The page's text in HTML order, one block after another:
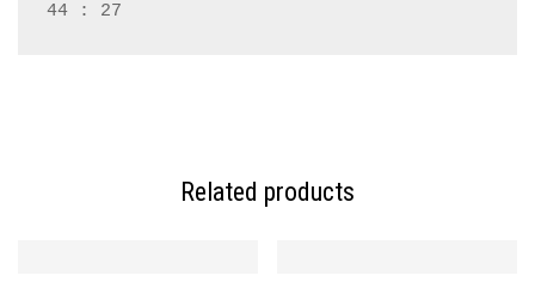
44 : 27
Related products